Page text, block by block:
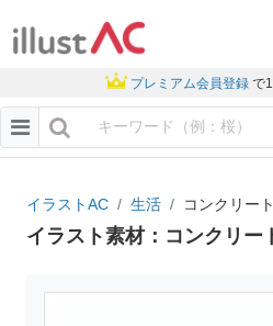
プレミアム会員登録 で
イラストAC 生活 コンクリ
イラスト素材：コンクリ